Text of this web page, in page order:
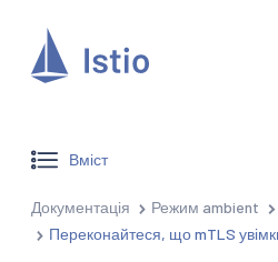
Вміст
Документація Режим ambient
Переконайтеся, що mTLS